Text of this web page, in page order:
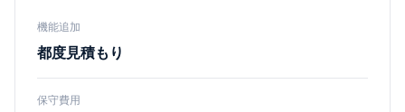
機能追加
都度見積もり
保守費用